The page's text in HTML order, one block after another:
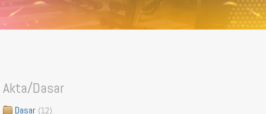
Akta/Dasar
Dasar (12)